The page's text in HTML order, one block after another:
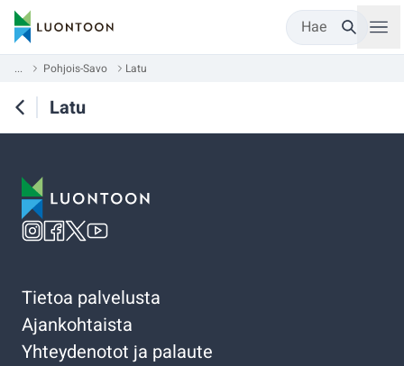
Hae
... Pohjois-Savo Latu
Latu
Tietoa palvelusta
Ajankohtaista
Yhteydenotot ja palaute